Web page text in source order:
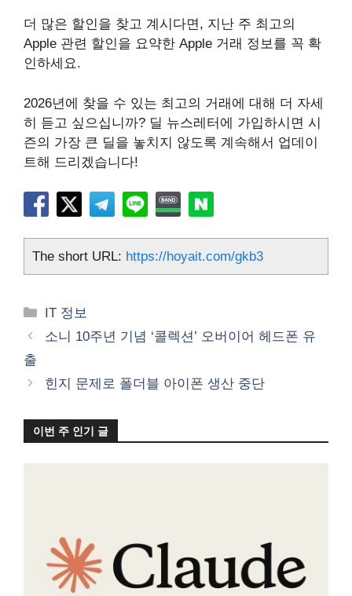
더 많은 할인을 찾고 계시다면, 지난 주 최고의
Apple 관련 할인을 요약한 Apple 거래 정보를 꼭 확
인하세요.
2026년에 찾을 수 있는 최고의 거래에 대해 더 자세
히 듣고 싶으십니까? 딜 뉴스레터에 가입하시면 시
즌의 가장 큰 딜을 놓치지 않도록 계속해서 업데이
트해 드리겠습니다!
The short URL: https://hoyait.com/gkb3
카
테
IT 정보
소니 10주년 기념 ‘콜렉션’ 오버이어 헤드폰 유
출
힌지 문제로 폴더블 아이폰 생산 중단
이번 주 인기 글